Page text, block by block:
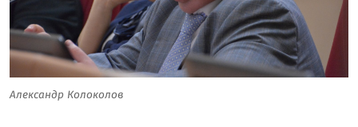
Александр Колоколов